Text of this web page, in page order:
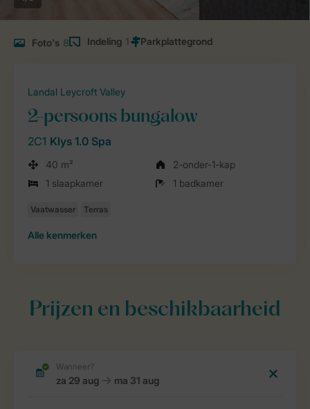
Foto's 8 Indeling 1
Landal Leycroft Valley
2-persoons bungalow
2C1 Klys 1.0 Spa
40 m²
2-onder-1-kap
1 slaapkamer
1 badkamer
Alle kenmerken
Prijzen en beschikbaarheid